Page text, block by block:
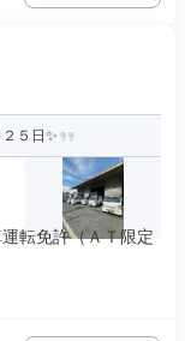
５日✨
転免許（ＡＴ限定